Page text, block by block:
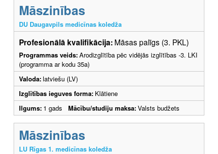
Māszinības
DU Daugavpils medicīnas koledža
Profesionālā kvalifikācija: Māsas palīgs (3. PKL)
Programmas veids:Arodizglītība pēc vidējās izglītības -3. LKI
(programma ar kodu 35a)
Valoda:latviešu (LV)
Izglītības ieguves forma: Klātiene
Ilgums: 1 gads Mācību/studiju maksa:Valsts budžets
Māszinības
LU Rīgas 1. medicīnas koledža